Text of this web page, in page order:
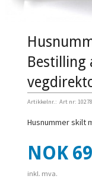
Bestilling
Artikkelnr.: Art nr:
Husnummer skilt
Pris
NOK
inkl. mva.